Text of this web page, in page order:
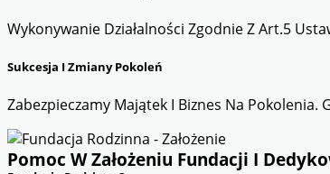
Wykonywanie Działalności Zgodnie Z Art.5
Sukcesja I Zmiany Pokoleń
Zabezpieczamy Majątek I Biznes Na
Pomoc W Założeniu Fundacji I